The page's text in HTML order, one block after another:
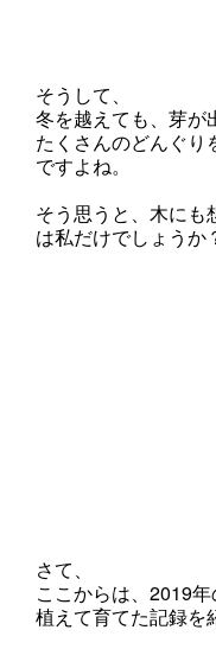
そうして、
冬を越えても、芽が
たくさんのどんぐり
ですよね。
そう思うと、木にも
は私だけでしょうか
さて、
ここからは、2019
植えて育てた記録を